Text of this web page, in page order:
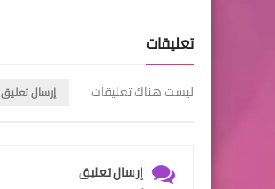
تعليقات
ليست هناك تعليقات إرسال تعليق
إرسال تعليق